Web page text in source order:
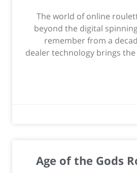
The world of online
beyond the digital
remember from a
dealer technology brings
Age of the Gods